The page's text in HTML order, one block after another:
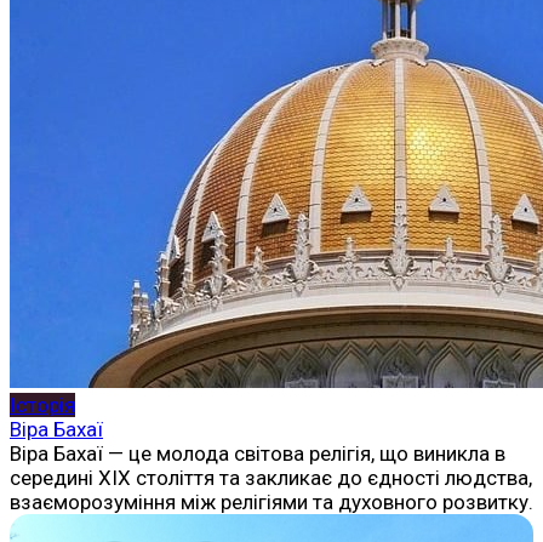
Історія
Віра Бахаї
Віра Бахаї — це молода світова релігія, що виникла в
середині XIX століття та закликає до єдності людства,
взаєморозуміння між релігіями та духовного розвитку.